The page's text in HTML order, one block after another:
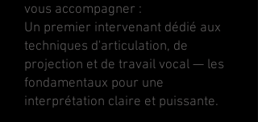
vous accompagner :
Un premier intervenant dédié aux
techniques d'articulation, de
projection et de travail vocal — les
fondamentaux pour une
interprétation claire et puissante.